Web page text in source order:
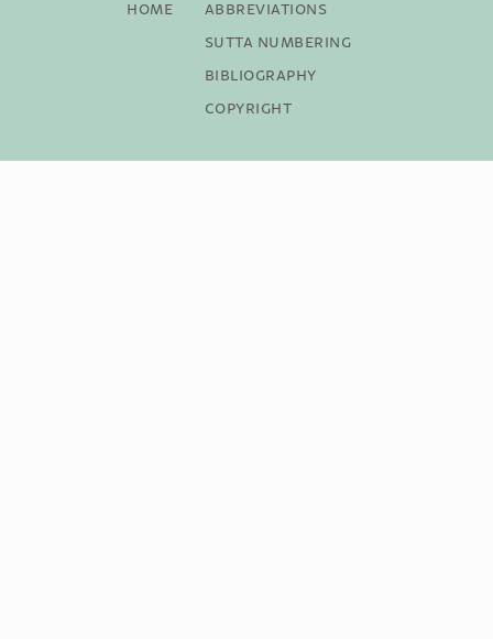
Home
Abbreviations
Sutta Numbering
Bibliography
Copyright